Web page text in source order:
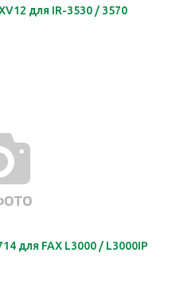
для IR-3530 / 3570
для FAX L3000 / L3000IP